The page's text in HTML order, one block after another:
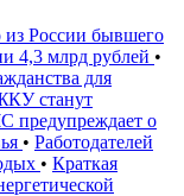
России бывшего
4,3 млрд рублей •
для
станут
предупреждает о
• Работодателей
• Краткая